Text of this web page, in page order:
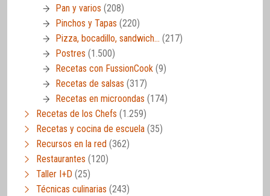
Pan y varios (208)
Pinchos y Tapas (220)
Pizza, bocadillo, sandwich… (217)
Postres (1.500)
Recetas con FussionCook (9)
Recetas de salsas (317)
Recetas en microondas (174)
Recetas de los Chefs (1.259)
Recetas y cocina de escuela (35)
Recursos en la red (362)
Restaurantes (120)
Taller I+D (25)
Técnicas culinarias (243)